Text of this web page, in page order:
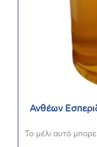
Ανθέων
Το μέλι αυτό